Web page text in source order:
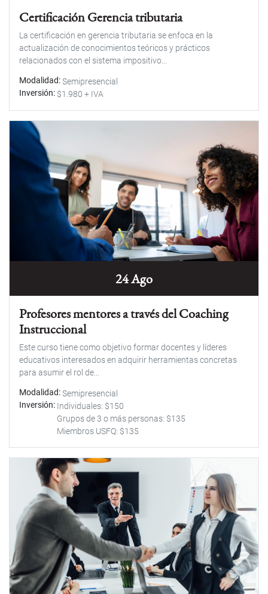
Certificación Gerencia tributaria
La certificación en gerencia tributaria se enfoca en la
actualización de conocimientos teóricos y prácticos
relacionados con el sistema impositivo...
Modalidad Semipresencial
Inversión $1.980 + IVA
24 Ago
Profesores mentores a través del Coaching
Instruccional
Este curso tiene como objetivo formar docentes y líderes
educativos interesados en adquirir herramientas concretas
para asumir el rol de...
Modalidad Semipresencial
Inversión Individuales: $150
Grupos de 3 o más personas: $135
Miembros USFQ: $135